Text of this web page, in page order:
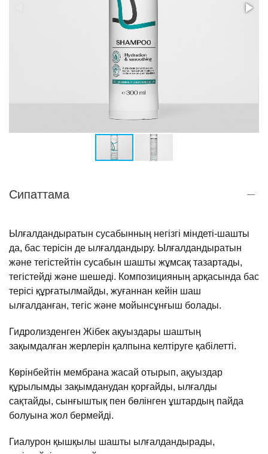
Сипаттама
Ылғалдандыратын сусабынның негізгі міндеті-шашты
да, бас терісін де ылғалдандыру. Ылғалдандыратын
және тегістейтін сусабын шашты жұмсақ тазартады,
тегістейді және шешеді. Композицияның арқасында бас
терісі құрғатылмайды, жуғаннан кейін шаш
ылғалданған, тегіс және мойынсұнғыш болады.
Гидролизденген Жібек ақуыздары шаштың
зақымдалған жерлерін қалпына келтіруге қабілетті.
Көрінбейтін мембрана жасай отырып, ақуыздар
құрылымды зақымданудан қорғайды, ылғалды
сақтайды, сынғыштық пен бөлінген ұштардың пайда
болуына жол бермейді.
Гиалурон қышқылы шашты ылғалдандырады,